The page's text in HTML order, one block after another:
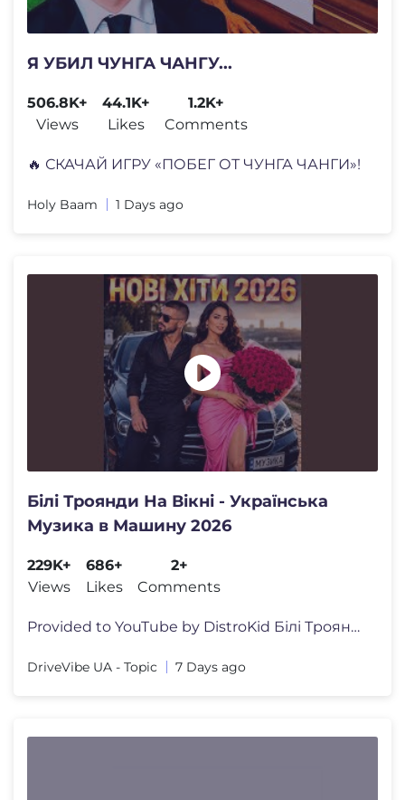
Я УБИЛ ЧУНГА ЧАНГУ...
506.8K+
Views
44.1K+
Likes
1.2K+
Comments
🔥 СКАЧАЙ ИГРУ «ПОБЕГ ОТ ЧУНГА ЧАНГИ»!
Holy Baam 1 Days ago
Білі Троянди На Вікні - Українська
Музика в Машину 2026
229K+
Views
686+
Likes
2+
Comments
Provided to YouTube by DistroKid Білі Троянди На Вік�
DriveVibe UA - Topic 7 Days ago